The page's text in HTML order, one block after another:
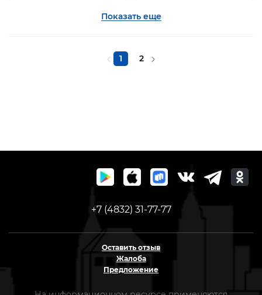
Показать еще
1 2
+7 (4832) 31-77-77
Оставить отзыв
Жалоба
Предложение